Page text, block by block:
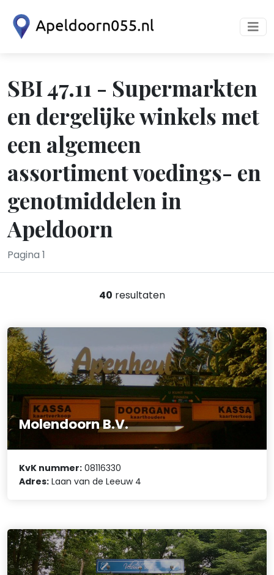
SBI 47.11 - Supermarkten
en dergelijke winkels met
een algemeen
assortiment voedings- en
genotmiddelen in
Apeldoorn
Pagina 1
40 resultaten
Molendoorn B.V.
KvK nummer: 08116330
Adres: Laan van de Leeuw 4